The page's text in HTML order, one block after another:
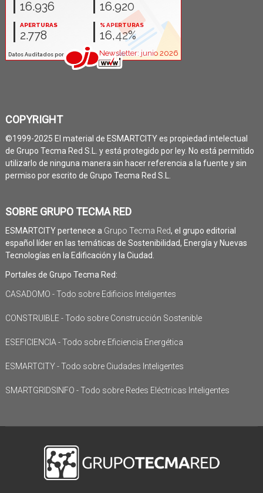
COPYRIGHT
©1999-2025 El material de ESMARTCITY es propiedad intelectual
de Grupo Tecma Red S.L. y está protegido por ley. No está permitido
utilizarlo de ninguna manera sin hacer referencia a la fuente y sin
permiso por escrito de Grupo Tecma Red S.L.
SOBRE GRUPO TECMA RED
ESMARTCITY pertenece a Grupo Tecma Red, el grupo editorial
español líder en las temáticas de Sostenibilidad, Energía y Nuevas
Tecnologías en la Edificación y la Ciudad.
Portales de Grupo Tecma Red:
CASADOMO - Todo sobre Edificios Inteligentes
CONSTRUIBLE - Todo sobre Construcción Sostenible
ESEFICIENCIA - Todo sobre Eficiencia Energética
ESMARTCITY - Todo sobre Ciudades Inteligentes
SMARTGRIDSINFO - Todo sobre Redes Eléctricas Inteligentes